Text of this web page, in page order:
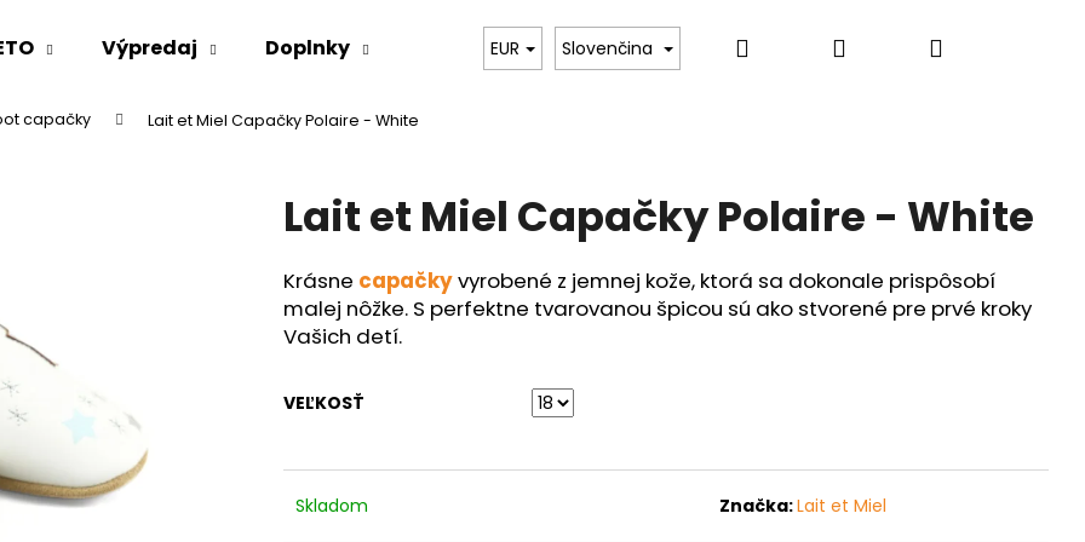
Výpredaj Doplnky Oblečenie Kontakt
EUR Slovenčina Hľadať PrihlásenieNákupný
capačky Lait et Miel Capačky Polaire - White
Lait et Miel Capačky Polaire - White
Krásne capačkyvyrobené z jemnej kože, ktorá sa dokonale prispôsobí
malej nôžke. S perfektne tvarovanou špicou sú ako stvorené pre prvé kroky
Vašich detí.
VEĽKOSŤ
Skladom Značka:Lait et Miel
Čo potrebujete nájsť?
HĽADAŤ